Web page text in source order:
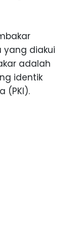
yang diakui
adalah
identik
(PKI).